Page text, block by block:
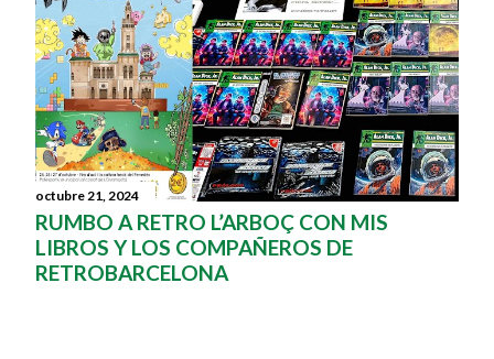
octubre 21, 2024
RUMBO A RETRO L’ARBOÇ CON MIS
LIBROS Y LOS COMPAÑEROS DE
RETROBARCELONA